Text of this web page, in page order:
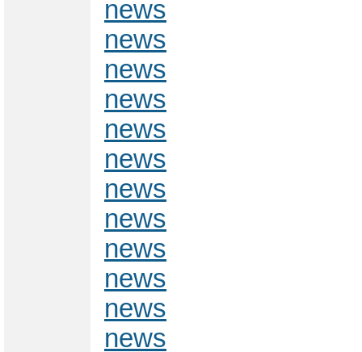
news
news
news
news
news
news
news
news
news
news
news
news